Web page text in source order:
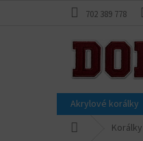
702 389 778
Akrylové korálky